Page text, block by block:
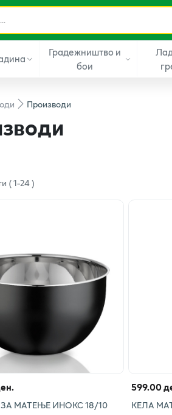
Градежништво и
бои
Производи
(1-24)
МАТЕЊЕ ИНОКС 18/10
599.00
КЕЛА